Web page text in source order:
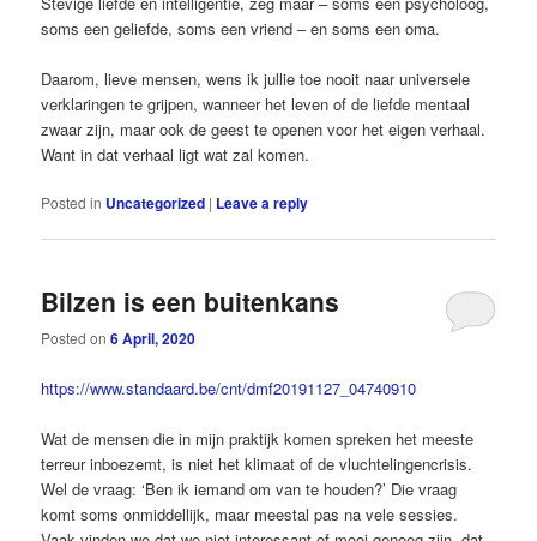
soms een geliefde, soms een vriend – en soms een oma.
Daarom, lieve mensen, wens ik jullie toe nooit naar universele
verklaringen te grijpen, wanneer het leven of de liefde mentaal
zwaar zijn, maar ook de geest te openen voor het eigen verhaal.
Want in dat verhaal ligt wat zal komen.
Posted in Uncategorized | Leave a reply
Bilzen is een buitenkans
Posted on6 April, 2020
https://www.standaard.be/cnt/dmf20191127_04740910
Wat de mensen die in mijn praktijk komen spreken het meeste
terreur inboezemt, is niet het klimaat of de vluchtelingencrisis.
Wel de vraag: ‘Ben ik iemand om van te houden?’ Die vraag
komt soms onmiddellijk, maar meestal pas na vele sessies.